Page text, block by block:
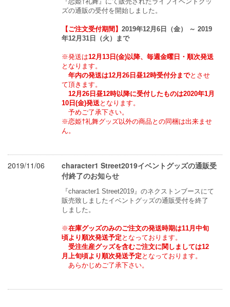
ズの通販の受付を開始しました。
【ご注文受付期間】 2019年12月6日（金） ～ 2019
年12月31日（火）まで
※発送は12月13日(金)以降、毎週金曜日・順次発送
となります。
年内の発送は12月26日昼12時受付分までとさせ
て頂きます。
12月26日昼12時以降に受付したものは2020年1月
10日(金)発送となります。
予めご了承下さい。
※恋姫†礼舞グッズ以外の商品との同梱は出来ませ
ん。
2019/11/06
character1 Street2019イベントグッズの通販受
付終了のお知らせ
『character1 Street2019』のネクストンブースにて
販売致しましたイベントグッズの通販受付を終了
しました。
※在庫グッズのみのご注文の発送時期は11月中旬
頃より順次発送予定 となっております。
受注生産グッズを含むご注文に関しましては12
月上旬頃より順次発送予定 となっております。
あらかじめご了承下さい。